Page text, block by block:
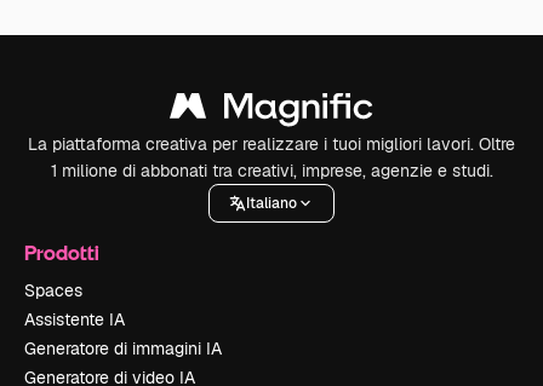
La piattaforma creativa per realizzare i tuoi migliori lavori. Oltre
1 milione di abbonati tra creativi, imprese, agenzie e studi.
Italiano
Prodotti
Spaces
Assistente IA
Generatore di immagini IA
Generatore di video IA